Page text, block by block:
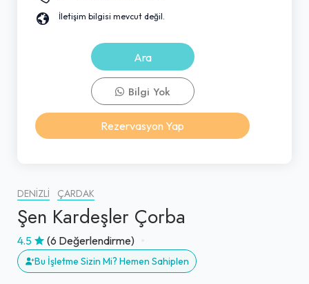
DENIZLI ÇARDAK
Şen Kardeşler Çorba
4.5 (6 Değerlendirme)
Bu İşletme Sizin Mi? Hemen Sahiplen
İletişim bilgisi mevcut değil.
Ara
Bilgi Yok
Rezervasyon Yap